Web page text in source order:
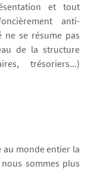
et tout
anti-
ne se résume pas
de la structure
trésoriers...)
au monde entier la
sommes plus